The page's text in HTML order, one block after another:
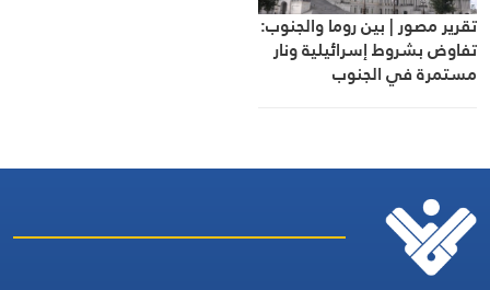
تقرير مصور | بين روما والجنوب:
تفاوض بشروط إسرائيلية ونار
مستمرة في الجنوب